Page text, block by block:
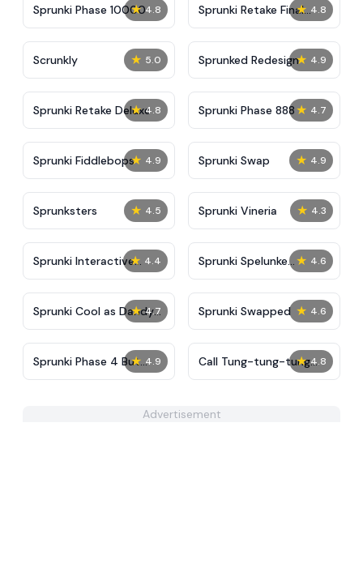
★ 4.8
Sprunki Phase 10000 ★ 4.8
Sprunki Retake Final
Update
★ 5.0
Scrunkly ★ 4.9
Sprunked Redesign
★ 4.8
Sprunki Retake Deluxe ★ 4.7
Sprunki Phase 888
★ 4.9
Sprunki Fiddlebops ★ 4.9
Sprunki Swap
★ 4.5
Sprunksters ★ 4.3
Sprunki Vineria
★ 4.4
Sprunki Interactive
Tunner
★ 4.6
Sprunki Spelunke
Monkes
★ 4.7
Sprunki Cool as Dandys
World
★ 4.6
Sprunki Swapped
★ 4.9
Sprunki Phase 4 But
Normal
★ 4.8
Call Tung-tung-tung
Sahur
Advertisement